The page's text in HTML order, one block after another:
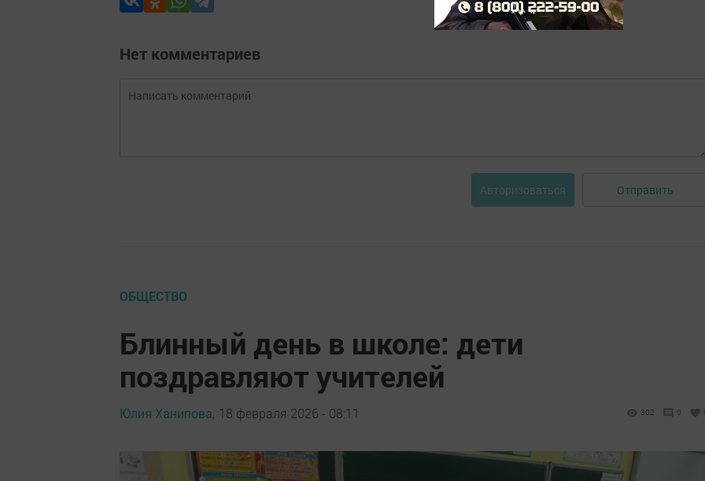
Нет комментариев
Авторизоваться Отправить
ОБЩЕСТВО
Блинный день в школе: дети
поздравляют учителей
Юлия Ханипова, 18 февраля 2026 - 08:11 302 0